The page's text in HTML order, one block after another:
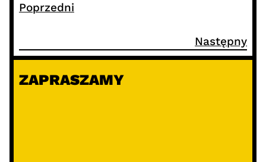
Poprzedni
Następny
ZAPRASZAMY